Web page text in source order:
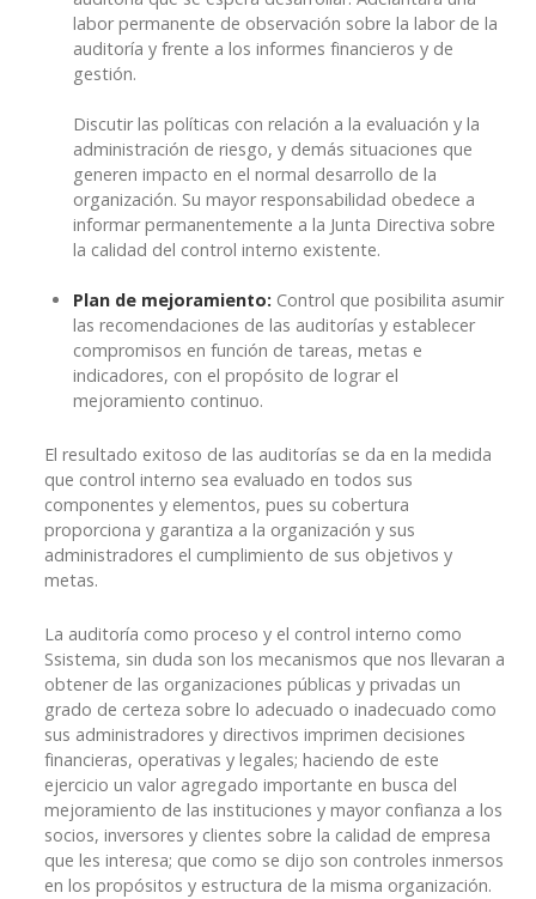
labor permanente de observación sobre la labor de la
auditoría y frente a los informes financieros y de
gestión.
Discutir las políticas con relación a la evaluación y la
administración de riesgo, y demás situaciones que
generen impacto en el normal desarrollo de la
organización. Su mayor responsabilidad obedece a
informar permanentemente a la Junta Directiva sobre
la calidad del control interno existente.
Plan de mejoramiento: Control que posibilita asumir
las recomendaciones de las auditorías y establecer
compromisos en función de tareas, metas e
indicadores, con el propósito de lograr el
mejoramiento continuo.
El resultado exitoso de las auditorías se da en la medida
que control interno sea evaluado en todos sus
componentes y elementos, pues su cobertura
proporciona y garantiza a la organización y sus
administradores el cumplimiento de sus objetivos y
metas.
La auditoría como proceso y el control interno como
Ssistema, sin duda son los mecanismos que nos llevaran a
obtener de las organizaciones públicas y privadas un
grado de certeza sobre lo adecuado o inadecuado como
sus administradores y directivos imprimen decisiones
financieras, operativas y legales; haciendo de este
ejercicio un valor agregado importante en busca del
mejoramiento de las instituciones y mayor confianza a los
socios, inversores y clientes sobre la calidad de empresa
que les interesa; que como se dijo son controles inmersos
en los propósitos y estructura de la misma organización.